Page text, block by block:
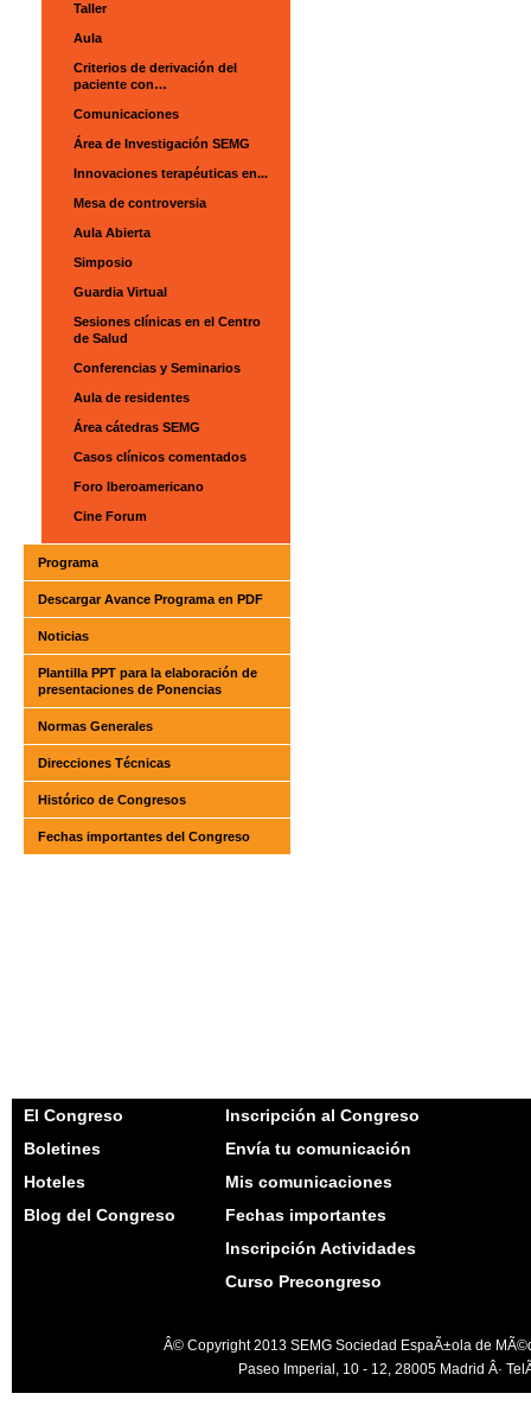
Taller
Aula
Criterios de derivación del
paciente con…
Comunicaciones
Área de Investigación SEMG
Innovaciones terapéuticas en...
Mesa de controversia
Aula Abierta
Simposio
Guardia Virtual
Sesiones clínicas en el Centro
de Salud
Conferencias y Seminarios
Aula de residentes
Área cátedras SEMG
Casos clínicos comentados
Foro Iberoamericano
Cine Forum
Programa
Descargar Avance Programa en PDF
Noticias
Plantilla PPT para la elaboración de
presentaciones de Ponencias
Normas Generales
Direcciones Técnicas
Histórico de Congresos
Fechas importantes del Congreso
El Congreso
Boletines
Hoteles
Blog del Congreso
Inscripción al Congreso
Envía tu comunicación
Mis comunicaciones
Fechas importantes
Inscripción Actividades
Curso Precongreso
Â© Copyright 2013 SEMG Sociedad EspaÃ±ola de
Paseo Imperial, 10 - 12, 28005 Madrid Â·